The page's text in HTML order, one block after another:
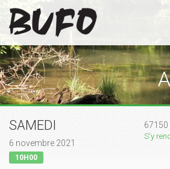
SAMEDI
6 novembre 2021
10H00
67150
S'y